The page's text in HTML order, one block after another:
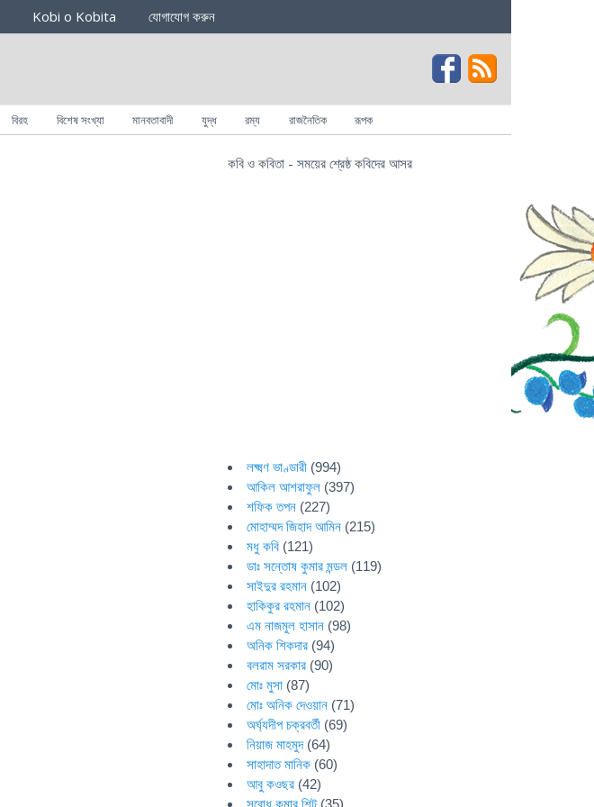
Kobi o Kobita যোগাযোগ করুন
বিরহ বিশেষ সংখ্যা মানবতাবাদী যুদ্ধ রম্য রাজনৈতিক রূপক
কবি ও কবিতা - সময়ের শ্রেষ্ঠ কবিদের আসর
লক্ষ্মণ ভাণ্ডারী (994)
আকিল আশরাফুল (397)
শফিক তপন (227)
মোহাম্মদ জিহাদ আমিন (215)
মধু কবি (121)
ডাঃ সন্তোষ কুমার মন্ডল (119)
সাইদুর রহমান (102)
হাকিকুর রহমান (102)
এম নাজমুল হাসান (98)
অনিক শিকদার (94)
বলরাম সরকার (90)
মোঃ মুসা (87)
মোঃ অনিক দেওয়ান (71)
অর্ঘ্যদীপ চক্রবর্তী (69)
নিয়াজ মাহমুদ(64)
সাহাদাত মানিক (60)
আবু কওছর (42)
সুবোধ কুমার শিট (35)